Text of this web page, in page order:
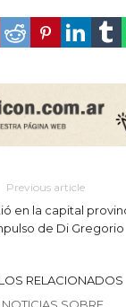
Previous article
en la capital
de Di Gregorio
RELACIONADOS
SOBRE